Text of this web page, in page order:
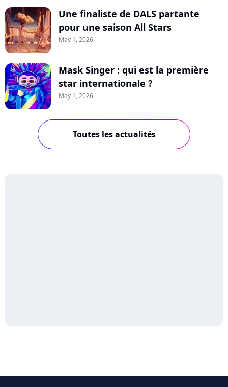
Une finaliste de DALS partante
pour une saison All Stars
May 1, 2026
Mask Singer : qui est la première
star internationale ?
May 1, 2026
Toutes les actualités